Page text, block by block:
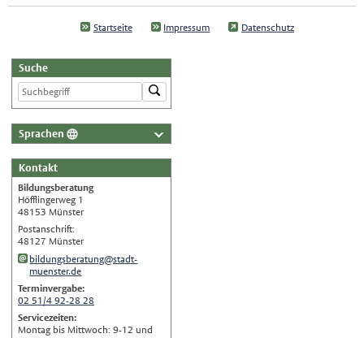
Startseite Impressum Datenschutz
Suche
Sprachen
Nederlands
English
Українська
Türkçe
اللغة العربية
Français
Español
Kontakt
Bildungsberatung
Höfflingerweg 1
48153 Münster
Postanschrift:
48127 Münster
bildungsberatung@stadt-
muenster.de
Terminvergabe:
02 51/4 92-28 28
Servicezeiten:
Montag bis Mittwoch: 9-12 und